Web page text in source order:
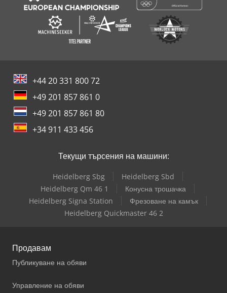
+44 20 331 800 72
+49 201 857 861 0
+49 201 857 861 80
+34 911 433 456
Текущи търсения на машини:
Heidelberg Sbg
Heidelberg Sbd
Heidelberg Qm 46 1
Конусна трошачка
Heidelberg Signa Station
Фрезоване на камък
Heidelberg Quickmaster 46 2
Продавам
Публикуване на обяви
Управление на обяви